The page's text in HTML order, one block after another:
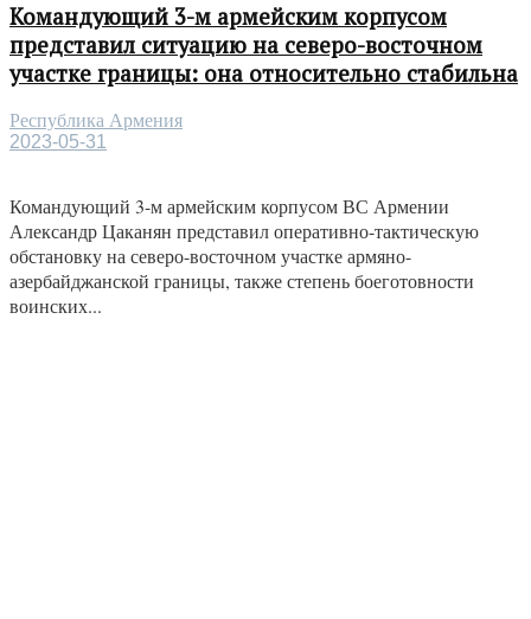
Командующий 3-м армейским корпусом
представил ситуацию на северо-восточном
участке границы: она относительно стабильна
Республика Армения
2023-05-31
Командующий 3-м армейским корпусом ВС Армении
Александр Цаканян представил оперативно-тактическую
обстановку на северо-восточном участке армяно-
азербайджанской границы, также степень боеготовности
воинских...